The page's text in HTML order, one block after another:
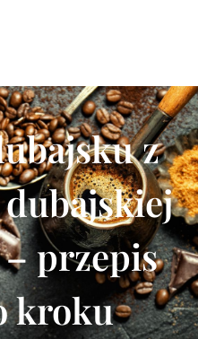
z
przepis
kroku